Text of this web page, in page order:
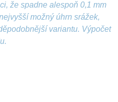
že spadne alespoň 0,1 mm
možný úhrn srážek,
variantu. Výpočet